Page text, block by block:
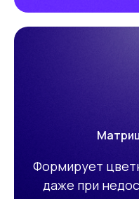
Формирует
даже при